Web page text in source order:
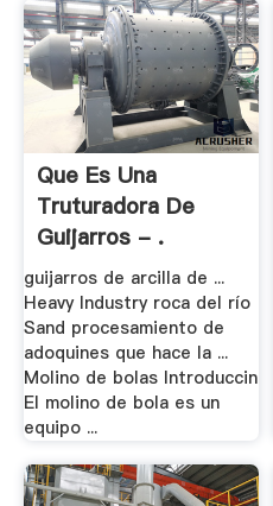
Que Es Una
Truturadora De
Guijarros - .
guijarros de arcilla de ...
Heavy Industry roca del río
Sand procesamiento de
adoquines que hace la ...
Molino de bolas Introduccin
El molino de bola es un
equipo ...